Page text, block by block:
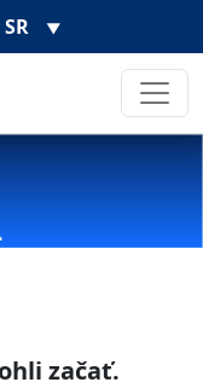
▼
začať.